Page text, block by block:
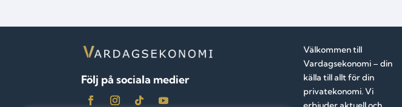
Följ på sociala medier
Välkommen till
Vardagsekonomi – din
källa till allt för din
privatekonomi. Vi